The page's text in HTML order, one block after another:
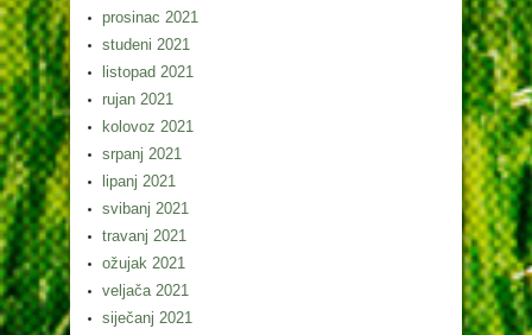
prosinac 2021
studeni 2021
listopad 2021
rujan 2021
kolovoz 2021
srpanj 2021
lipanj 2021
svibanj 2021
travanj 2021
ožujak 2021
veljača 2021
siječanj 2021